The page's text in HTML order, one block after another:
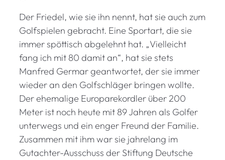
Der Friedel, wie sie ihn nennt, hat sie auch zum
Golfspielen gebracht. Eine Sportart, die sie
immer spöttisch abgelehnt hat. „Vielleicht
fang ich mit 80 damit an“, hat sie stets
Manfred Germar geantwortet, der sie immer
wieder an den Golfschläger bringen wollte.
Der ehemalige Europarekordler über 200
Meter ist noch heute mit 89 Jahren als Golfer
unterwegs und ein enger Freund der Familie.
Zusammen mit ihm war sie jahrelang im
Gutachter-Ausschuss der Stiftung Deutsche